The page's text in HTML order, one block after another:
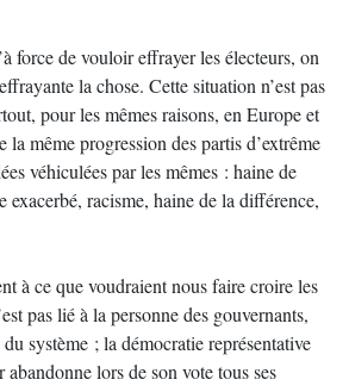
force de vouloir effrayer les électeurs, on
la chose. Cette situation n’est pas
pour les mêmes raisons, en Europe et
la même progression des partis d’extrême
véhiculées par les mêmes : haine de
exacerbé, racisme, haine de la différence,
à ce que voudraient nous faire croire les
pas lié à la personne des gouvernants,
système ; la démocratie représentative
lors de son vote tous ses